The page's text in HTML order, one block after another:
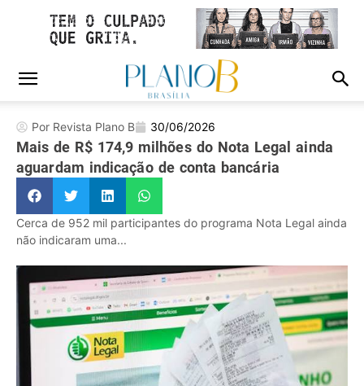
Por Revista Plano B 30/06/2026
Mais de R$ 174,9 milhões do Nota Legal ainda
aguardam indicação de conta bancária
Cerca de 952 mil participantes do programa Nota Legal ainda
não indicaram uma...